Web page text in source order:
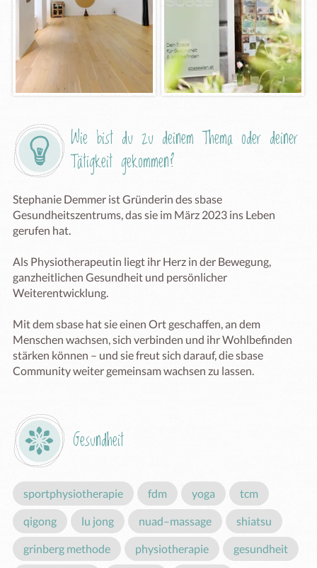
Wie bist du zu deinem Thema oder deiner
Tätigkeit gekommen?
Stephanie Demmer ist Gründerin des sbase
Gesundheitszentrums, das sie im März 2023 ins Leben
gerufen hat.
Als Physiotherapeutin liegt ihr Herz in der Bewegung,
ganzheitlichen Gesundheit und persönlicher
Weiterentwicklung.
Mit dem sbase hat sie einen Ort geschaffen, an dem
Menschen wachsen, sich verbinden und ihr Wohlbefinden
stärken können – und sie freut sich darauf, die sbase
Community weiter gemeinsam wachsen zu lassen.
Gesundheit
sportphysiotherapie fdm yoga tcm
qigong lu jong nuad–massage shiatsu
grinberg methode physiotherapie gesundheit